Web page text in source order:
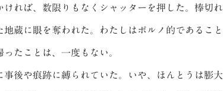
れば、数限りもなくシャッターを押した。棒切れ
蔵に眼を奪われた。わたしはポルノ的であること
たことは、一度もない。
後や痕跡に縛られていた。いや、ほんとうは膨大